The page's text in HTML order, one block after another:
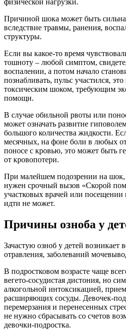
физической нагрузки.
Причиной шока может быть
вследствие травмы, ранения,
структуры.
Если вы какое-то время
тошноту – любой симптом,
воспалении, а потом начало
познабливать, пульс участился,
токсическим шоком, требующим
помощи.
В случае обильной рвоты или
может означать развитие
большого количества жидкости.
месячных, на фоне боли в любых
поносе с кровью, это может быть
от кровопотери.
При малейшем подозрении на шок,
нужен срочный вызов «Скорой
участковых врачей или
идти не может.
Причины озноба у
Зачастую озноб у детей возникает
отравления, заболеваний
В подростковом возрасте чаще
вегето-сосудистая дистония, но
алкогольной интоксикацией,
расширяющих сосуды. Девочек-
перемерзания и перенесенных
не нужно сбрасывать со счетов
девочки-подростка.